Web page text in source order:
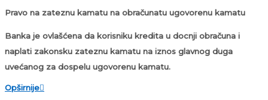
Pravo na zateznu kamatu na obračunatu ugovorenu kamatu
Banka je ovlašćena da korisniku kredita u docnji obračuna i
naplati zakonsku zateznu kamatu na iznos glavnog duga
uvećanog za dospelu ugovorenu kamatu.
Opširnije